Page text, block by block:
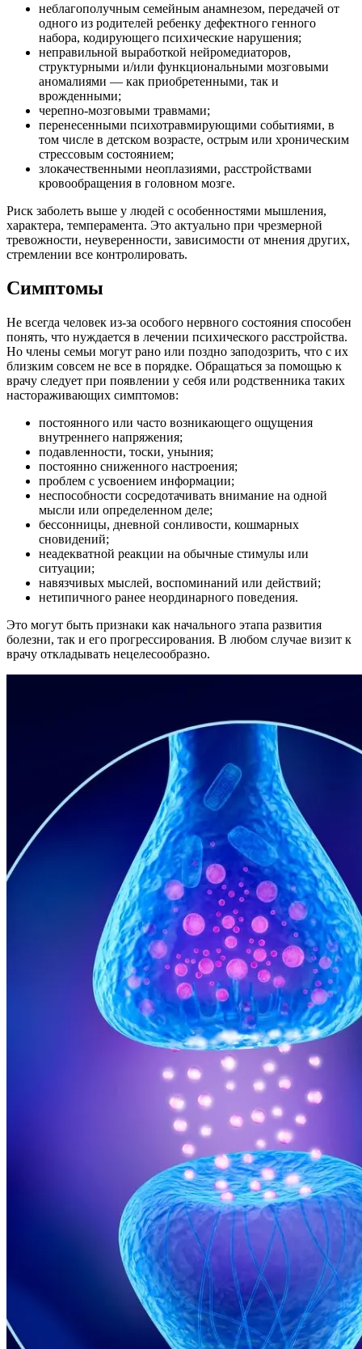
неблагополучным семейным анамнезом, передачей от
одного из родителей ребенку дефектного генного
набора, кодирующего психические нарушения;
неправильной выработкой нейромедиаторов,
структурными и/или функциональными мозговыми
аномалиями — как приобретенными, так и
врожденными;
черепно-мозговыми травмами;
перенесенными психотравмирующими событиями, в
том числе в детском возрасте, острым или хроническим
стрессовым состоянием;
злокачественными неоплазиями, расстройствами
кровообращения в головном мозге.
Риск заболеть выше у людей с особенностями мышления,
характера, темперамента. Это актуально при чрезмерной
тревожности, неуверенности, зависимости от мнения других,
стремлении все контролировать.
Симптомы
Не всегда человек из-за особого нервного состояния способен
понять, что нуждается в лечении психического расстройства.
Но члены семьи могут рано или поздно заподозрить, что с их
близким совсем не все в порядке. Обращаться за помощью к
врачу следует при появлении у себя или родственника таких
настораживающих симптомов:
постоянного или часто возникающего ощущения
внутреннего напряжения;
подавленности, тоски, уныния;
постоянно сниженного настроения;
проблем с усвоением информации;
неспособности сосредотачивать внимание на одной
мысли или определенном деле;
бессонницы, дневной сонливости, кошмарных
сновидений;
неадекватной реакции на обычные стимулы или
ситуации;
навязчивых мыслей, воспоминаний или действий;
нетипичного ранее неординарного поведения.
Это могут быть признаки как начального этапа развития
болезни, так и его прогрессирования. В любом случае визит к
врачу откладывать нецелесообразно.